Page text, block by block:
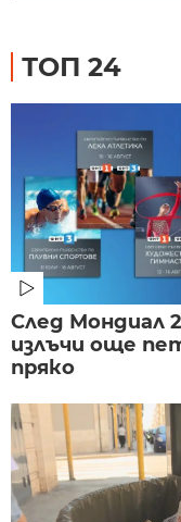
ТОП 24
След Мондиал
излъчи още
пряко